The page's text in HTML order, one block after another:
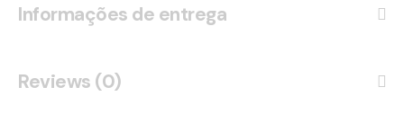
Informações de entrega
Reviews (0)